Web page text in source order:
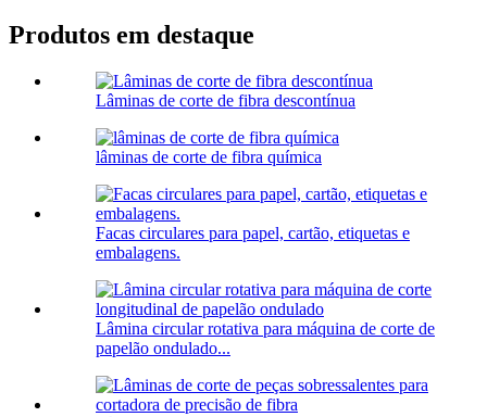
Produtos em destaque
Lâminas de corte de fibra descontínua
lâminas de corte de fibra química
Facas circulares para papel, cartão, etiquetas e
embalagens.
Lâmina circular rotativa para máquina de corte de
papelão ondulado...